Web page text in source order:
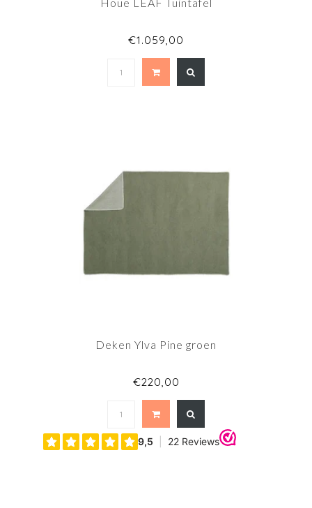
€1.059,00
Deken Ylva Pine groen
€220,00